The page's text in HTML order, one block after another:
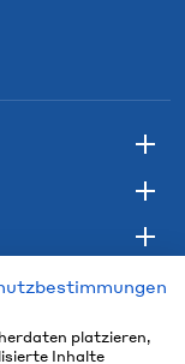
platzieren,
Inhalte